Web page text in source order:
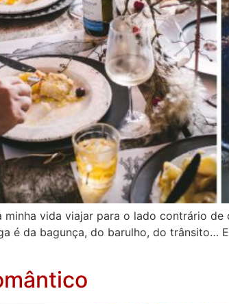
vida viajar para o lado contrário
é da bagunça, do barulho, do trânsito…